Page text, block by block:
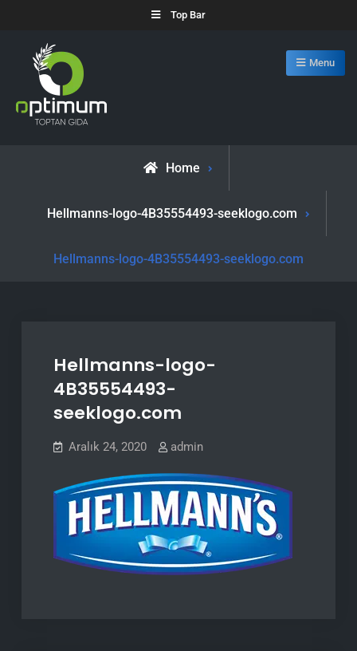
content
Top Bar
Menu
Home
Hellmanns-logo-4B35554493-seeklogo.com
Hellmanns-logo-4B35554493-seeklogo.com
Hellmanns-logo-
4B35554493-
seeklogo.com
Aralık 24, 2020 admin